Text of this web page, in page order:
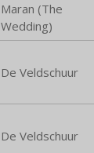
Maran (The
Wedding)
De Veldschuur
De Veldschuur